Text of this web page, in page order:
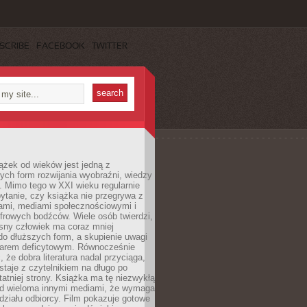
FACEBOOK TWITTER
od wieków jest jedną z
form rozwijania wyobraźni, wiedzy
Mimo tego w XXI wieku regularnie
czy książka nie przegrywa z
mediami społecznościowymi i
bodźców. Wiele osób twierdzi,
człowiek ma coraz mniej
dłuższych form, a skupienie uwagi
deficytowym. Równocześnie
że dobra literatura nadal przyciąga,
z czytelnikiem na długo po
strony. Książka ma tę niezwykłą
wieloma innymi mediami, że wymaga
odbiorcy. Film pokazuje gotowe